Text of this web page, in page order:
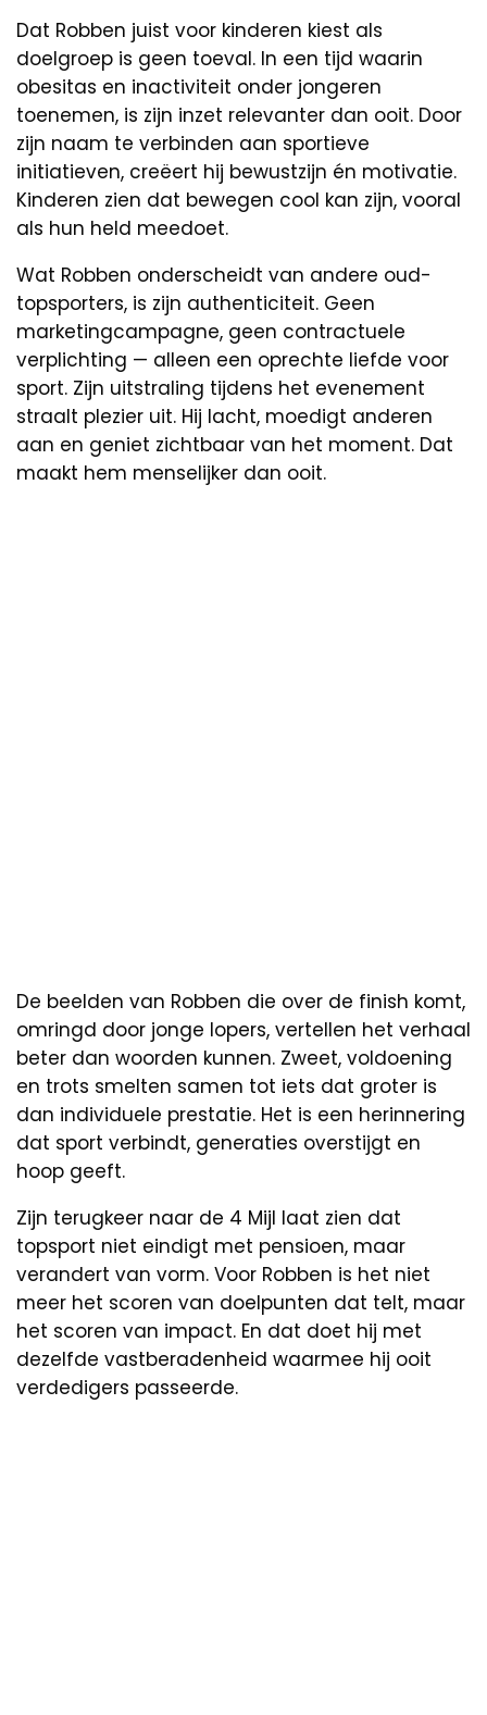
Dat Robben juist voor kinderen kiest als
doelgroep is geen toeval. In een tijd waarin
obesitas en inactiviteit onder jongeren
toenemen, is zijn inzet relevanter dan ooit. Door
zijn naam te verbinden aan sportieve
initiatieven, creëert hij bewustzijn én motivatie.
Kinderen zien dat bewegen cool kan zijn, vooral
als hun held meedoet.
Wat Robben onderscheidt van andere oud-
topsporters, is zijn authenticiteit. Geen
marketingcampagne, geen contractuele
verplichting — alleen een oprechte liefde voor
sport. Zijn uitstraling tijdens het evenement
straalt plezier uit. Hij lacht, moedigt anderen
aan en geniet zichtbaar van het moment. Dat
maakt hem menselijker dan ooit.
De beelden van Robben die over de finish komt,
omringd door jonge lopers, vertellen het verhaal
beter dan woorden kunnen. Zweet, voldoening
en trots smelten samen tot iets dat groter is
dan individuele prestatie. Het is een herinnering
dat sport verbindt, generaties overstijgt en
hoop geeft.
Zijn terugkeer naar de 4 Mijl laat zien dat
topsport niet eindigt met pensioen, maar
verandert van vorm. Voor Robben is het niet
meer het scoren van doelpunten dat telt, maar
het scoren van impact. En dat doet hij met
dezelfde vastberadenheid waarmee hij ooit
verdedigers passeerde.